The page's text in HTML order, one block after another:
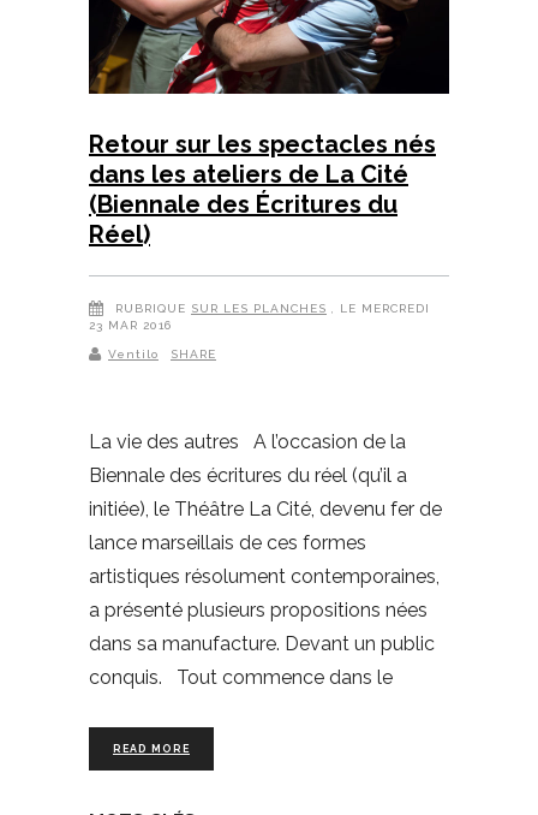
Retour sur les spectacles nés
dans les ateliers de La Cité
(Biennale des Écritures du
Réel)
RUBRIQUE SUR LES PLANCHES
, LE MERCREDI
23 MAR 2016
Ventilo SHARE
La vie des autres A l’occasion de la
Biennale des écritures du réel (qu’il a
initiée), le Théâtre La Cité, devenu fer de
lance marseillais de ces formes
artistiques résolument contemporaines,
a présenté plusieurs propositions nées
dans sa manufacture. Devant un public
conquis. Tout commence dans le
READ MORE